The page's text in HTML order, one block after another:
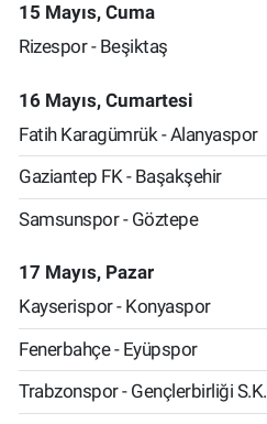
15 Mayıs, Cuma
Rizespor - Beşiktaş
16 Mayıs, Cumartesi
Fatih Karagümrük - Alanyaspor
Gaziantep FK - Başakşehir
Samsunspor - Göztepe
17 Mayıs, Pazar
Kayserispor - Konyaspor
Fenerbahçe - Eyüpspor
Trabzonspor - Gençlerbirliği S.K.